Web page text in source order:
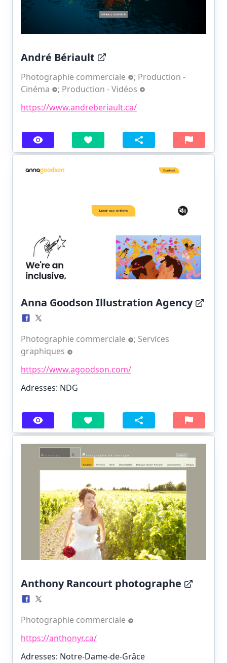
André Bériault
Photographie commerciale ; Production -
Cinéma
; Production - Vidéos
https://www.andreberiault.ca/
Anna Goodson Illustration Agency
Photographie commerciale ; Services
graphiques
https://www.agoodson.com/
Adresses: NDG
Anthony Rancourt photographe
Photographie commerciale
https://anthonyr.ca/
Adresses: Notre-Dame-de-Grâce